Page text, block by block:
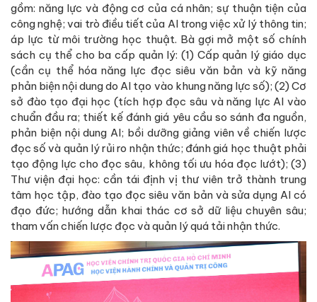
gồm: năng lực và động cơ của cá nhân; sự thuận tiện của
công nghệ; vai trò điều tiết của AI trong việc xử lý thông tin;
áp lực từ môi trường học thuật. Bà gợi mở một số chính
sách cụ thể cho ba cấp quản lý: (1) Cấp quản lý giáo dục
(cần cụ thể hóa năng lực đọc siêu văn bản và kỹ năng
phản biện nội dung do AI tạo vào khung năng lực số); (2) Cơ
sở đào tạo đại học (tích hợp đọc sâu và năng lực AI vào
chuẩn đầu ra; thiết kế đánh giá yêu cầu so sánh đa nguồn,
phản biện nội dung AI; bồi dưỡng giảng viên về chiến lược
đọc số và quản lý rủi ro nhận thức; đánh giá học thuật phải
tạo động lực cho đọc sâu, không tối ưu hóa đọc lướt); (3)
Thư viện đại học: cần tái định vị thư viên trở thành trung
tâm học tập, đào tạo đọc siêu văn bản và sửa dụng AI có
đạo đức; hướng dẫn khai thác cơ sở dữ liệu chuyên sâu;
tham vấn chiến lược đọc và quản lý quá tải nhận thức.